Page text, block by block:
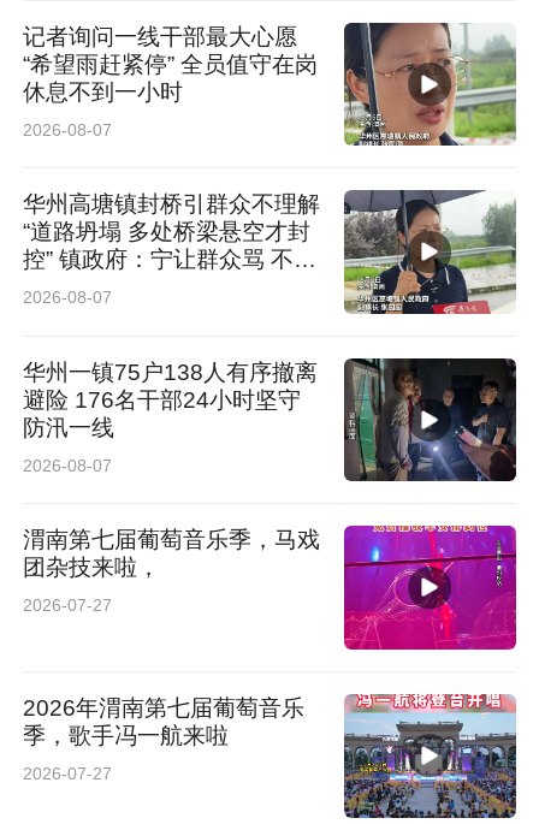
记者询问一线干部最大心愿
“希望雨赶紧停” 全员值守在岗
休息不到一小时
2026-08-07
华州高塘镇封桥引群众不理解
“道路坍塌 多处桥梁悬空才封
控” 镇政府：宁让群众骂 不让
群众哭
2026-08-07
华州一镇75户138人有序撤离
避险 176名干部24小时坚守
防汛一线
2026-08-07
渭南第七届葡萄音乐季，马戏
团杂技来啦，
2026-07-27
2026年渭南第七届葡萄音乐
季，歌手冯一航来啦
2026-07-27